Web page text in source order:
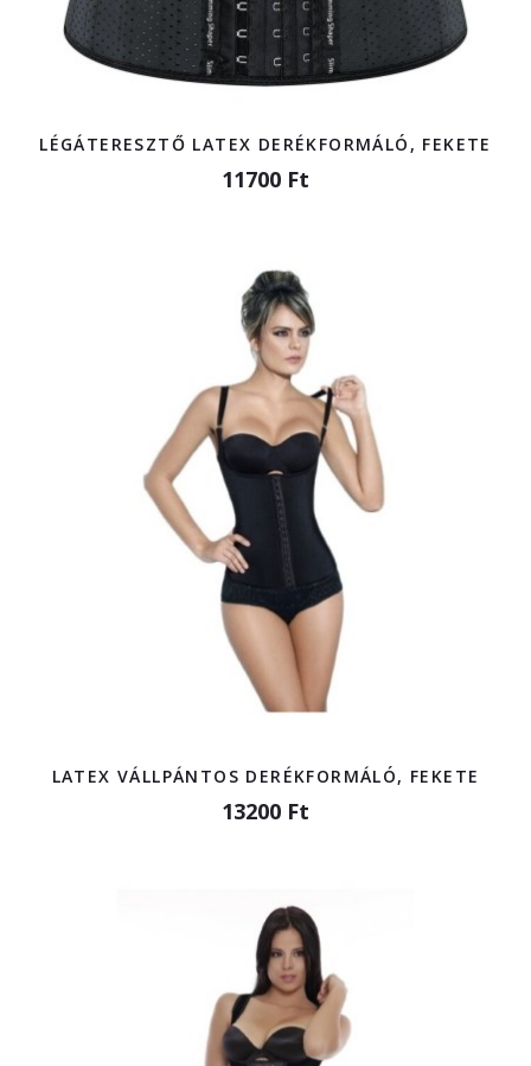
LÉGÁTERESZTŐ LATEX DERÉKFORMÁLÓ, FEKETE
11700 Ft
LATEX VÁLLPÁNTOS DERÉKFORMÁLÓ, FEKETE
13200 Ft